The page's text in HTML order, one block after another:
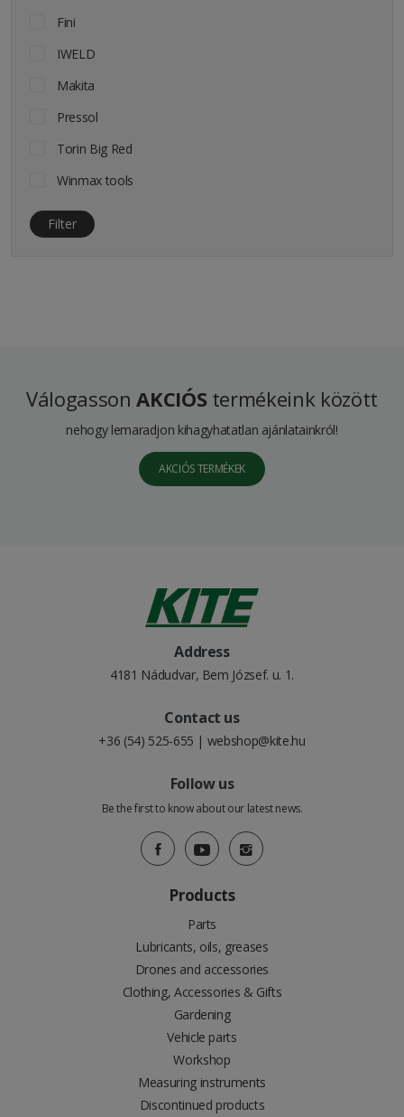
Fini
IWELD
Makita
Pressol
Torin Big Red
Winmax tools
Filter
VálogassonAKCIÓStermékeink között
nehogy lemaradjon kihagyhatatlan ajánlatainkról!
AKCIÓS TERMÉKEK
Address
4181 Nádudvar, Bem József. u. 1.
Contact us
+36 (54) 525-655 | webshop@kite.hu
Follow us
Be the first to know about our latest news.
Products
Parts
Lubricants, oils, greases
Drones and accessories
Clothing, Accessories & Gifts
Gardening
Vehicle parts
Workshop
Measuring instruments
Discontinued products